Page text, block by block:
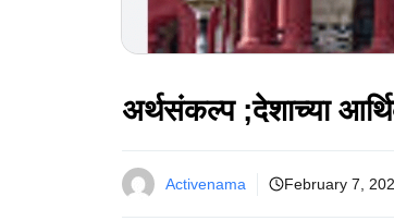
अर्थसंकल्प ;देशाच्या
Activenama February 7,